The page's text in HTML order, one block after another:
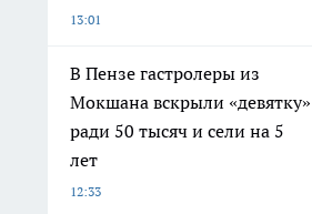
13:01
В Пензе гастролеры из
Мокшана вскрыли «девятку»
ради 50 тысяч и сели на 5
лет
12:33